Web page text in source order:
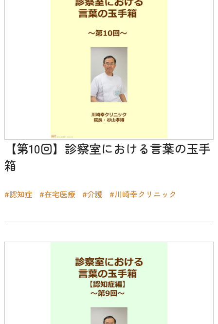
【第10回】診察室における言葉の玉手
箱
#認知症 #在宅医療 #介護 #川崎幸クリニック